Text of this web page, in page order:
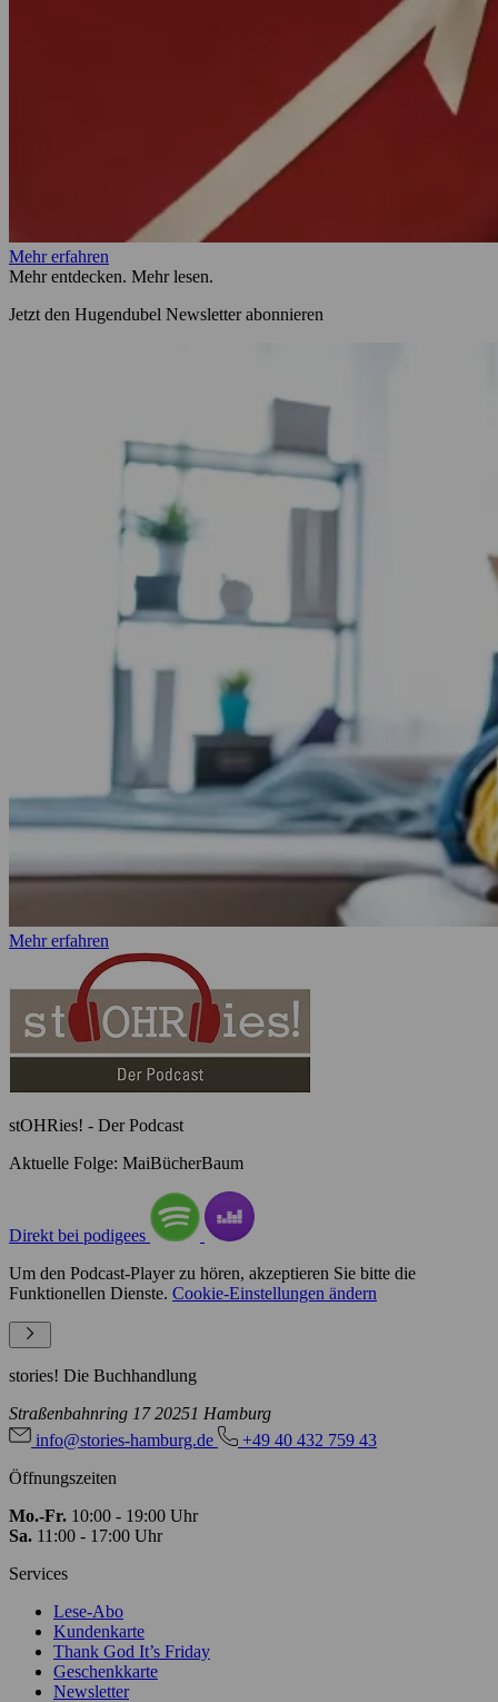
Mehr erfahren
Mehr entdecken. Mehr lesen.
Jetzt den Hugendubel Newsletter abonnieren
Mehr erfahren
stOHRies! - Der Podcast
Aktuelle Folge: MaiBücherBaum
Direkt bei podigees
Um den Podcast-Player zu hören, akzeptieren Sie bitte die
Funktionellen Dienste. Cookie-Einstellungen ändern
stories! Die Buchhandlung
Straßenbahnring 17 20251 Hamburg
info@stories-hamburg.de
+49 40 432 759 43
Öffnungszeiten
Mo.-Fr. 10:00 - 19:00 Uhr
Sa. 11:00 - 17:00 Uhr
Services
Lese-Abo
Kundenkarte
Thank God It’s Friday
Geschenkkarte
Newsletter